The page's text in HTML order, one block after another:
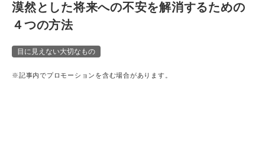
漠然とした将来への不安を解消するための
４つの方法
目に見えない大切なもの
※記事内でプロモーションを含む場合があります。